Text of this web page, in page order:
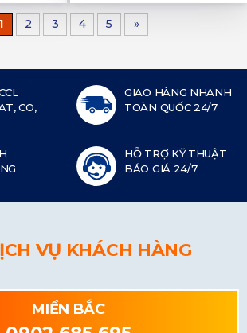
1 2 3 4 5 »
CO,
GIAO HÀNG NHANH
TOÀN QUỐC 24/7
HỖ TRỢ KỸ THUẬT
BÁO GIÁ 24/7
VỤ KHÁCH HÀNG
MIỀN BẮC